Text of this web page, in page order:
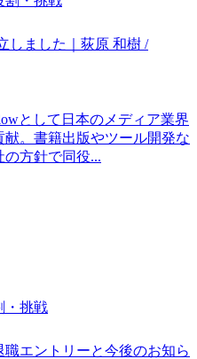
しました｜荻原 和樹 /
として日本のメディア業界
。書籍出版やツール開発な
方針で同役...
・挑戦
エントリーと今後のお知ら